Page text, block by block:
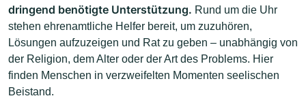
dringend benötigte Unterstützung. Rund um die Uhr
stehen ehrenamtliche Helfer bereit, um zuzuhören,
Lösungen aufzuzeigen und Rat zu geben – unabhängig von
der Religion, dem Alter oder der Art des Problems. Hier
finden Menschen in verzweifelten Momenten seelischen
Beistand.